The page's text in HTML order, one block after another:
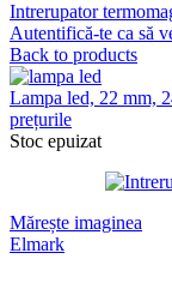
Intrerupator
Autentifică-te ca să
Back to products
Lampa led, 22 mm,
prețurile
Stoc epuizat
Mărește imaginea
Elmark